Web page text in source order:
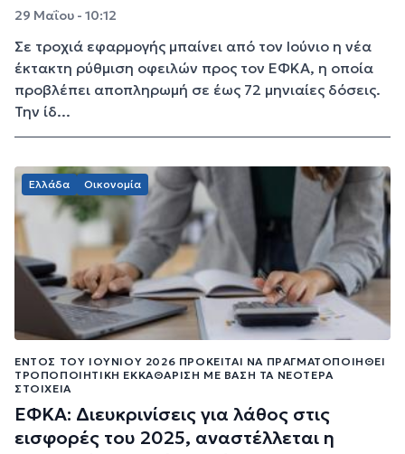
29 Μαΐου - 10:12
Σε τροχιά εφαρμογής μπαίνει από τον Ιούνιο η νέα
έκτακτη ρύθμιση οφειλών προς τον ΕΦΚΑ, η οποία
προβλέπει αποπληρωμή σε έως 72 μηνιαίες δόσεις.
Την ίδ...
Ελλάδα Οικονομία
ΕΝΤΌΣ ΤΟΥ ΙΟΥΝΊΟΥ 2026 ΠΡΌΚΕΙΤΑΙ ΝΑ ΠΡΑΓΜΑΤΟΠΟΙΗΘΕΊ
ΤΡΟΠΟΠΟΙΗΤΙΚΉ ΕΚΚΑΘΆΡΙΣΗ ΜΕ ΒΆΣΗ ΤΑ ΝΕΌΤΕΡΑ
ΣΤΟΙΧΕΊΑ
ΕΦΚΑ: Διευκρινίσεις για λάθος στις
εισφορές του 2025, αναστέλλεται η